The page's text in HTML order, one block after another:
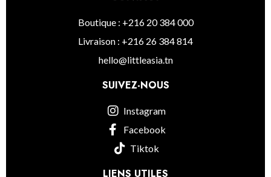
Boutique : +216 20 384 000
Livraison : +216 26 384 814
hello@littleasia.tn
SUIVEZ-NOUS
Instagram
Facebook
Tiktok
LIENS UTILES